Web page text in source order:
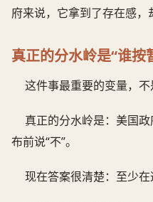
府来说，它拿到了存在感，
真正的分水岭是“谁按
这件事最重要的变量，不
真正的分水岭是：美国
布前说“不”。
现在答案很清楚：至少在